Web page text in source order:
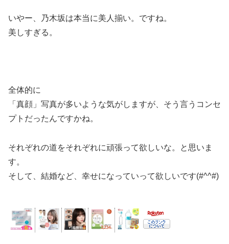
いやー、乃木坂は本当に美人揃い。ですね。
美しすぎる。
全体的に
「真顔」写真が多いような気がしますが、そう言うコンセ
プトだったんですかね。
それぞれの道をそれぞれに頑張って欲しいな。と思いま
す。
そして、結婚など、幸せになっていって欲しいです(#^^#)